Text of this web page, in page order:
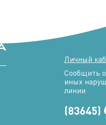
Личный
Сообщить
иных
линии
(83645)